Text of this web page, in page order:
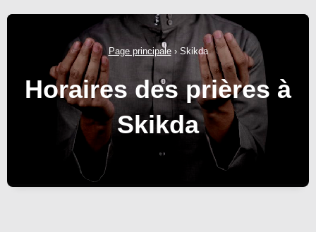
Page principale› Skikda
Horaires des prières à
Skikda